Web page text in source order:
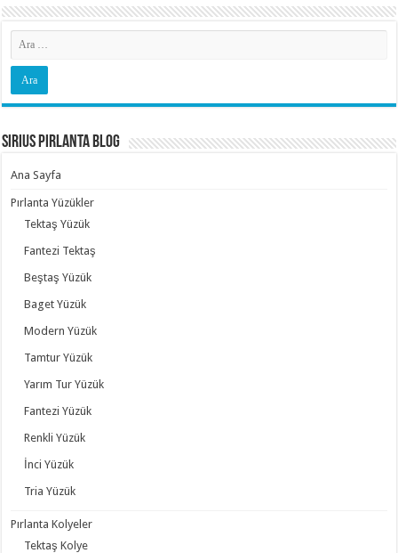
Sirius Pırlanta Blog
Ana Sayfa
Pırlanta Yüzükler
Tektaş Yüzük
Fantezi Tektaş
Beştaş Yüzük
Baget Yüzük
Modern Yüzük
Tamtur Yüzük
Yarım Tur Yüzük
Fantezi Yüzük
Renkli Yüzük
İnci Yüzük
Tria Yüzük
Pırlanta Kolyeler
Tektaş Kolye